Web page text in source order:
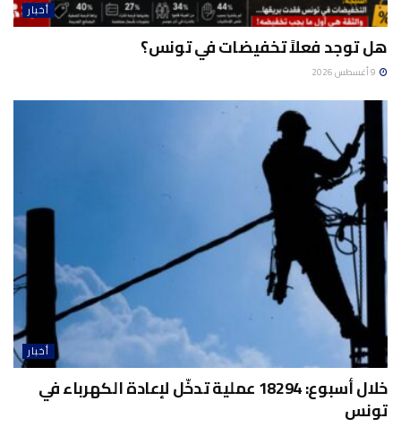
أخبار
هل توجد فعلاً تخفيضات في تونس؟
أخبار
خلال أسبوع: 18294 عملية تدخّل لإعادة الكهرباء في
تونس